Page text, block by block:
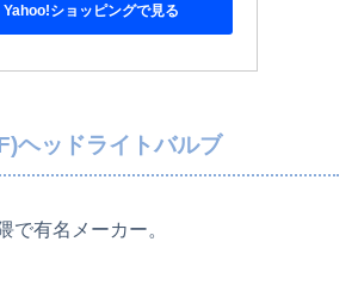
Yahoo!ショッピングで見る
ヘッドライトバルブ
で有名メーカー。